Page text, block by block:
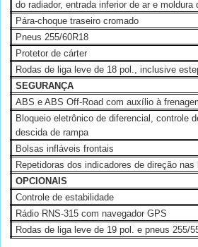
do radiador, entrada inferior de ar e moldura
Pára-choque traseiro cromado
Pneus 255/60R18
Protetor de cárter
Rodas de liga leve de 18 pol., inclusive
SEGURANÇA
ABS e ABS Off-Road com auxílio à
Bloqueio eletrônico de diferencial, controle
descida de rampa
Bolsas infláveis frontais
Repetidoras dos indicadores de direção nas
OPCIONAIS
Controle de estabilidade
Rádio RNS-315 com navegador GPS
Rodas de liga leve de 19 pol. e pneus 255/